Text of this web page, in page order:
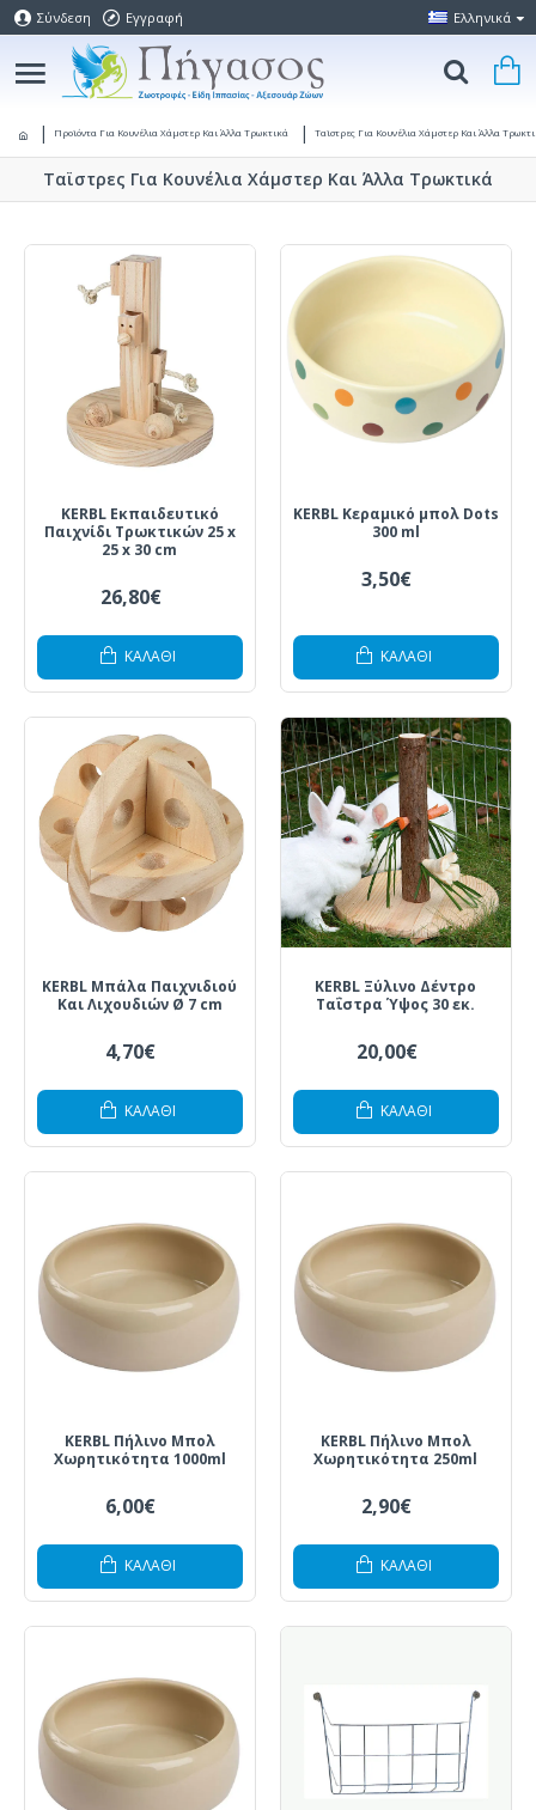
Σύνδεση Εγγραφή Ελληνικά
Προϊόντα Για Κουνέλια Χάμστερ Και Άλλα Τρωκτικά Ταϊστρες Για Κουνέλια Χάμστερ Και Άλλα
Ταϊστρες Για Κουνέλια Χάμστερ Και Άλλα Τρωκτικά
KERBL Εκπαιδευτικό
Παιχνίδι Τρωκτικών 25 x
25 x 30 cm
26,80€
ΚΑΛΆΘΙ
KERBL Κεραμικό μπολ Dots
300 ml
3,50€
ΚΑΛΆΘΙ
KERBL Μπάλα Παιχνιδιού
Και Λιχουδιών Ø 7 cm
4,70€
ΚΑΛΆΘΙ
KERBL Ξύλινο Δέντρο
Ταΐστρα Ύψος 30 εκ.
20,00€
ΚΑΛΆΘΙ
KERBL Πήλινο Μπολ
Χωρητικότητα 1000ml
6,00€
ΚΑΛΆΘΙ
KERBL Πήλινο Μπολ
Χωρητικότητα 250ml
2,90€
ΚΑΛΆΘΙ